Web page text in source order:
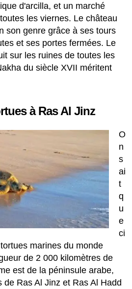
d'arcilla, et un marché
les viernes. Le château
son genre grâce à ses tours
et ses portes fermées. Le
sur les ruines de toutes les
du siècle XVII méritent
à Ras Al Jinz
O
n
s
ai
t
q
u
e
ci
marines du monde
de 2 000 kilomètres de
est de la péninsule arabe,
de Ras Al Jinz et Ras Al Hadd